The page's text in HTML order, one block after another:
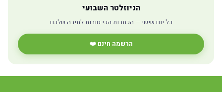
הניוזלטר השבועי
כל יום שישי — הכתבות הכי טובות לתיבה שלכם
הרשמה חינם ❤️